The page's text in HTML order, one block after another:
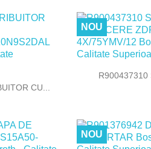
rapidaCU...

R900437310
NOU
NOU